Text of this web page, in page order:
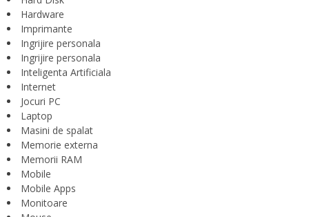
Hardware
Imprimante
Ingrijire personala
Ingrijire personala
Inteligenta Artificiala
Internet
Jocuri PC
Laptop
Masini de spalat
Memorie externa
Memorii RAM
Mobile
Mobile Apps
Monitoare